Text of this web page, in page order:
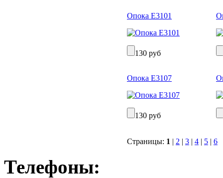
Опока Е3101
130 руб
Опока Е3107
130 руб
Страницы: 1 | 2 | 3 | 4 | 5 | 6
Телефоны: